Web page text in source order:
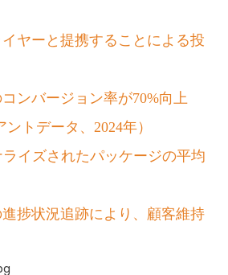
ヤーと提携することによる投
ンバージョン率が70%向上
ントデータ、2024年）
イズされたパッケージの平均
捗状況追跡により、顧客維持